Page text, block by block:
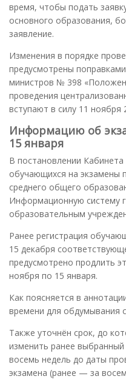
время, чтобы подать
основного образования,
заявление.
Изменения в порядке
предусмотрены
министров № 398
проведения
вступают в силу 11 ноября
Информацию об
15 января
В постановлении
обучающихся на экзамены
среднего общего
Информационную систему
образовательным
Ранее регистрация
15 декабря
предусмотрено продлить
ноября по 15 января.
Как поясняется в
времени для обдумывания
Также уточнён срок, до
изменить ранее
восемь недель до даты
экзамена (ранее — за